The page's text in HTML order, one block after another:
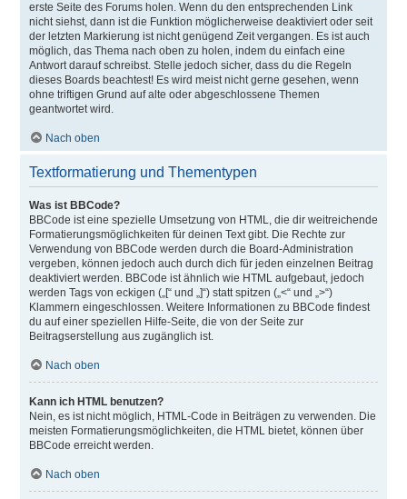
erste Seite des Forums holen. Wenn du den entsprechenden Link
nicht siehst, dann ist die Funktion möglicherweise deaktiviert oder seit
der letzten Markierung ist nicht genügend Zeit vergangen. Es ist auch
möglich, das Thema nach oben zu holen, indem du einfach eine
Antwort darauf schreibst. Stelle jedoch sicher, dass du die Regeln
dieses Boards beachtest! Es wird meist nicht gerne gesehen, wenn
ohne triftigen Grund auf alte oder abgeschlossene Themen
geantwortet wird.
Nach oben
Textformatierung und Thementypen
Was ist BBCode?
BBCode ist eine spezielle Umsetzung von HTML, die dir weitreichende
Formatierungsmöglichkeiten für deinen Text gibt. Die Rechte zur
Verwendung von BBCode werden durch die Board-Administration
vergeben, können jedoch auch durch dich für jeden einzelnen Beitrag
deaktiviert werden. BBCode ist ähnlich wie HTML aufgebaut, jedoch
werden Tags von eckigen („[“ und „]“) statt spitzen („<“ und „>“)
Klammern eingeschlossen. Weitere Informationen zu BBCode findest
du auf einer speziellen Hilfe-Seite, die von der Seite zur
Beitragserstellung aus zugänglich ist.
Nach oben
Kann ich HTML benutzen?
Nein, es ist nicht möglich, HTML-Code in Beiträgen zu verwenden. Die
meisten Formatierungsmöglichkeiten, die HTML bietet, können über
BBCode erreicht werden.
Nach oben